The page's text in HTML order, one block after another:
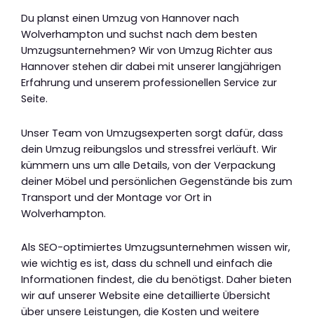
Du planst einen Umzug von Hannover nach
Wolverhampton und suchst nach dem besten
Umzugsunternehmen? Wir von Umzug Richter aus
Hannover stehen dir dabei mit unserer langjährigen
Erfahrung und unserem professionellen Service zur
Seite.
Unser Team von Umzugsexperten sorgt dafür, dass
dein Umzug reibungslos und stressfrei verläuft. Wir
kümmern uns um alle Details, von der Verpackung
deiner Möbel und persönlichen Gegenstände bis zum
Transport und der Montage vor Ort in
Wolverhampton.
Als SEO-optimiertes Umzugsunternehmen wissen wir,
wie wichtig es ist, dass du schnell und einfach die
Informationen findest, die du benötigst. Daher bieten
wir auf unserer Website eine detaillierte Übersicht
über unsere Leistungen, die Kosten und weitere